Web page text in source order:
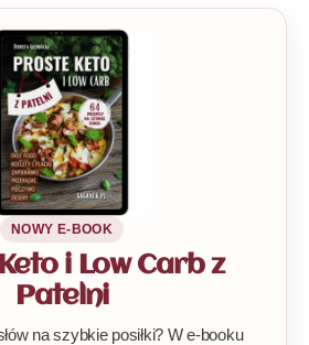
NOWY E-BOOK
i Low Carb z
Patelni
na szybkie posiłki? W e-booku